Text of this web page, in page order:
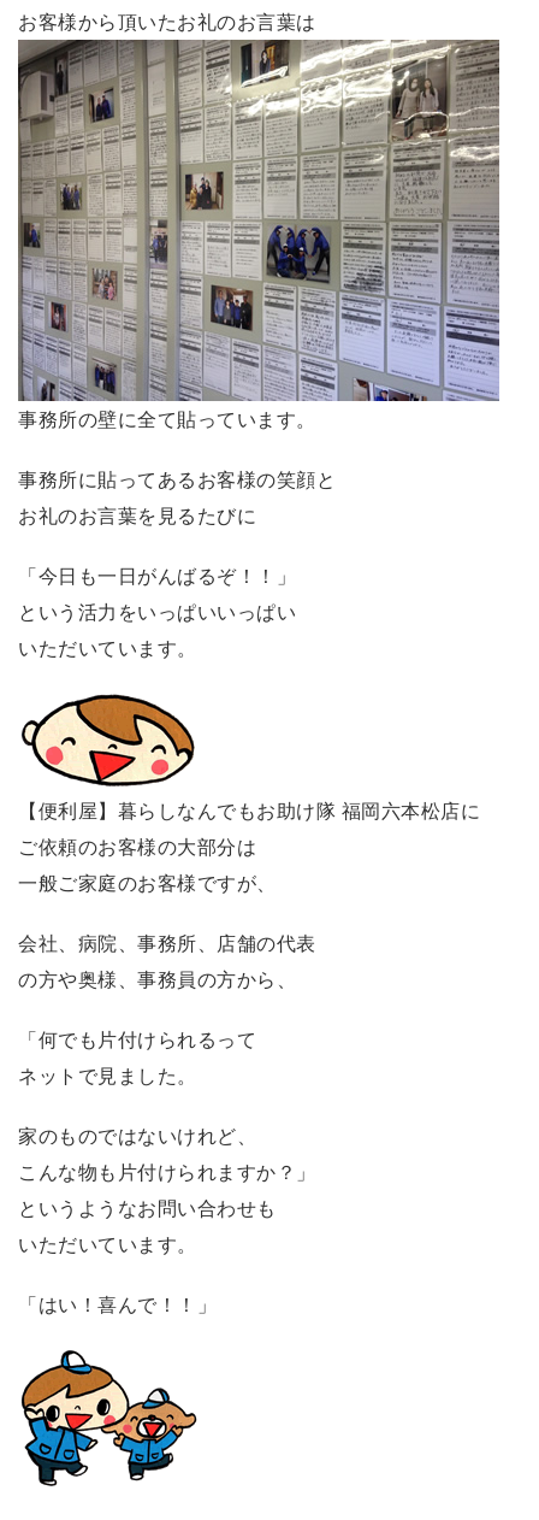
お客様から頂いたお礼のお言葉は
事務所の壁に全て貼っています。
事務所に貼ってあるお客様の笑顔と
お礼のお言葉を見るたびに
「今日も一日がんばるぞ！！」
という活力をいっぱいいっぱい
いただいています。
【便利屋】暮らしなんでもお助け隊 福岡六本松店に
ご依頼のお客様の大部分は
一般ご家庭のお客様ですが、
会社、病院、事務所、店舗の代表
の方や奥様、事務員の方から、
「何でも片付けられるって
ネットで見ました。
家のものではないけれど、
こんな物も片付けられますか？」
というようなお問い合わせも
いただいています。
「はい！喜んで！！」